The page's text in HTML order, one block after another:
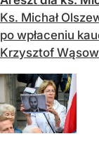
Ks. Michał
po wpłaceniu
Krzysztof